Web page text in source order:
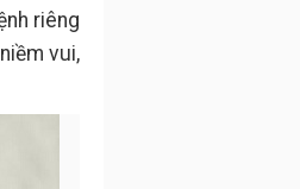
riêng
vui,